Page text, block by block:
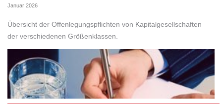
Januar 2026
Übersicht der Offenlegungspflichten von Kapitalgesellschaften
der verschiedenen Größenklassen.